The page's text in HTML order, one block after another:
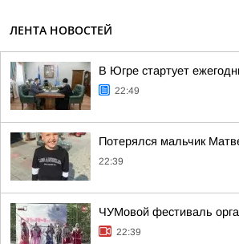
ЛЕНТА НОВОСТЕЙ
В Югре стартует
22:49
Потерялся мальчик
22:39
ЧУМовой фестиваль
22:39